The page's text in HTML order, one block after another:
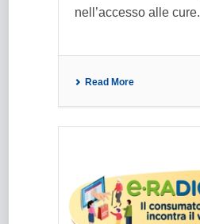
nell’accesso alle cure.
Read More